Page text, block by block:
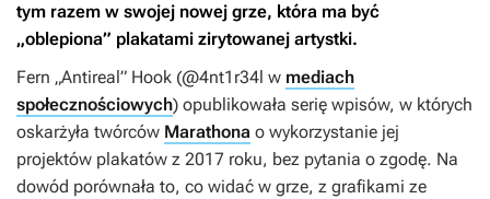
tym razem w swojej nowej grze, która ma być
„oblepiona” plakatami zirytowanej artystki.
Fern „Antireal” Hook (@4nt1r34l w mediach
społecznościowych) opublikowała serię wpisów, w których
oskarżyła twórców Marathona o wykorzystanie jej
projektów plakatów z 2017 roku, bez pytania o zgodę. Na
dowód porównała to, co widać w grze, z grafikami ze